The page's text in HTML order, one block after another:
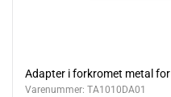
Adapter i forkromet metal
Varenummer: TA1010DA01